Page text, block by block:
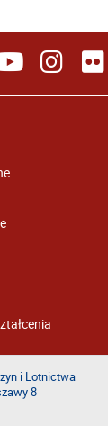
i Lotnictwa
8